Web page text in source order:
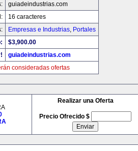
guiadeindustrias.com
16 caracteres
Empresas e Industrias, Portales
$3,900.00
guiadeindustrias.com
consideradas ofertas
Realizar una Oferta
Precio Ofrecido $